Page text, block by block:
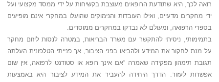
רואה לכך, היא שתודעת הרופאים מעוצבת בקשיחות על ידי ממסד מקצועי ועל
ידי מחקרים מדעיים, ואילו העובדות והנימוקים שהועלו במחקרי אינם מופיעים
בספרי הרפואה, ומעולם לא נבדקו במחקרים ממוסדים.
בתמימותי, ניסיתי להתקשר עם משרד הבריאות, במטרה לנסות ליזום מחקר
על מנת לחקור את המידע ולהביאו בפני הציבור, אך פנייתי הטלפונית העלתה
תגובת תימהון מפקידה שאמרה “אם אינך רופא או סטודנט לרפואה, אין שום
אפשרות לעזור. הדרך היחידה להעביר את המידע לציבור היא באמצעות